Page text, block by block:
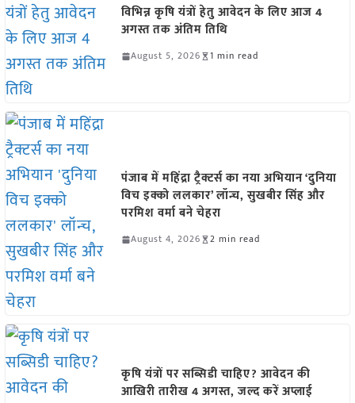
विभिन्न कृषि यंत्रों हेतु आवेदन के लिए आज 4
अगस्त तक अंतिम तिथि
August 5, 2026 1 min read
पंजाब में महिंद्रा ट्रैक्टर्स का नया अभियान ‘दुनिया
विच इक्को ललकार’ लॉन्च, सुखबीर सिंह और
परमिश वर्मा बने चेहरा
August 4, 2026 2 min read
कृषि यंत्रों पर सब्सिडी चाहिए? आवेदन की
आखिरी तारीख 4 अगस्त, जल्द करें अप्लाई